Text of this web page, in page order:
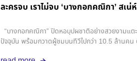
ละครจบ เราไม่จบ ‘บางกอกคณิกา’ สเน่
“บางกอกคณิกา” ปิดหอบุปผชาติอย่างสวยงามแต
ปัจจุบัน พร้อมกวาดผู้ชมบนทีวีไปกว่า 10.5 ล้านค